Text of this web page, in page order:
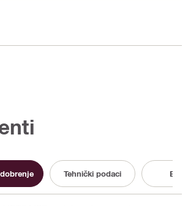
Tehnički podaci